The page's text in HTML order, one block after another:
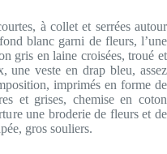
à collet et serrées autour
blanc garni de fleurs, l’une
gris en laine croisées, troué et
une veste en drap bleu, assez
imprimés en forme de
et grises, chemise en coton
une broderie de fleurs et de
gros souliers.